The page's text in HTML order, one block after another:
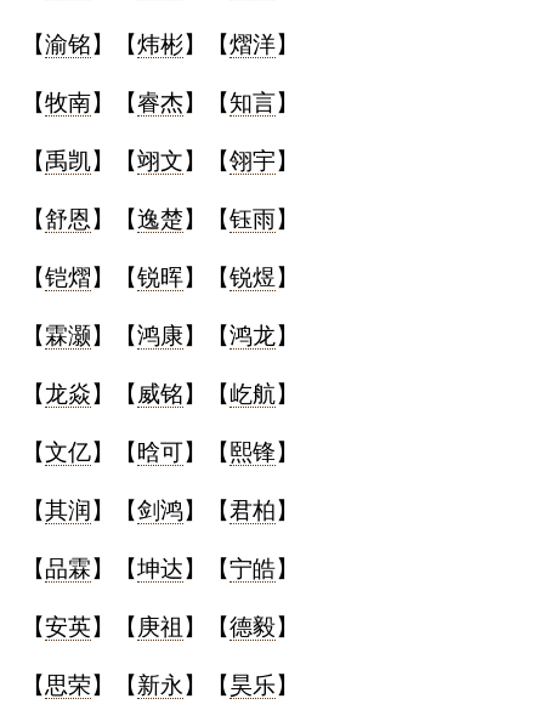
【渝铭】【炜彬】【熠洋】
【牧南】【睿杰】【知言】
【禹凯】【翊文】【翎宇】
【舒恩 】【逸楚】【钰雨】
【铠熠】【锐晖】【锐煜】
【霖灏】【鸿康】【鸿龙】
【龙焱】【 威铭】【屹航】
【文亿】【 晗可】【熙锋】
【其润 】【剑鸿】【君柏】
【品霖】【坤达】【宁皓】
【安英】【 庚祖 】【德毅】
【思荣】【新永 】【昊乐】